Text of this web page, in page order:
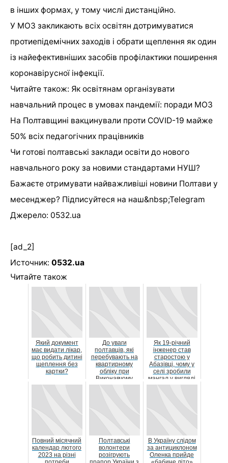
в інших формах, у тому числі дистанційно.
У МОЗ закликають всіх освітян дотримуватися
протиепідемічних заходів і обрати щеплення як один
із найефективніших засобів профілактики поширення
коронавірусної інфекції.
Читайте також: Як освітянам організувати
навчальний процес в умовах пандемії: поради МОЗ
На Полтавщині вакцинували проти COVID-19 майже
50% всіх педагогічних працівників
Чи готові полтавські заклади освіти до нового
навчального року за новими стандартами НУШ?
Бажаєте отримувати найважливіші новини Полтави у
месенджер? Підписуйтеся на наш&nbsp;Telegram
Джерело: 0532.ua
[ad_2]
Источник: 0532.ua
Читайте також
Який документ
має видати лікар,
що робить дитині
щеплення без
картки?
До уваги
полтавців, які
перебувають на
квартирному
обліку при
Виконавчому
комітеті
Як 19-річний
інженер став
старостою у
Абазівці, чому у
селі зробили
мангал у вигляді
авіабомби і де ...
Повний місячний
календар лютого
2023 на різні
Полтавські
волонтери
розігрують
В Україну слідом
за антициклоном
Оленка прийде